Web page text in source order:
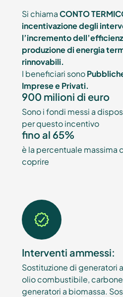
Si chiamaCONTO
incentivazione degli
l’incremento
produzione di energia
rinnovabili.
I beneficiari sono
Imprese e Privati.
900 milioni di euro
Sono i fondi messi a
per questo incentivo
fino al 65%
è la percentuale massima
coprire
Interventi ammessi:
Sostituzione di generatori
olio combustibile,
generatori a biomassa.